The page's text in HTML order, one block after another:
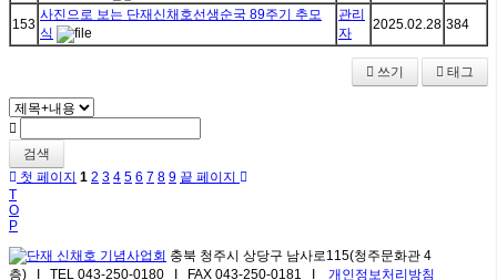
153
사진으로 보는 단재신채호선생순국 89주기 추모
식
관리
자
2025.02.28 384
쓰기 태그
검색
첫 페이지 1 2 3 4 5 6 7 8 9 끝 페이지
T
O
P
충북 청주시 상당구 남사로115(청주문화관 4
층) I TEL 043-250-0180 I FAX 043-250-0181 I 개인정보처리방침